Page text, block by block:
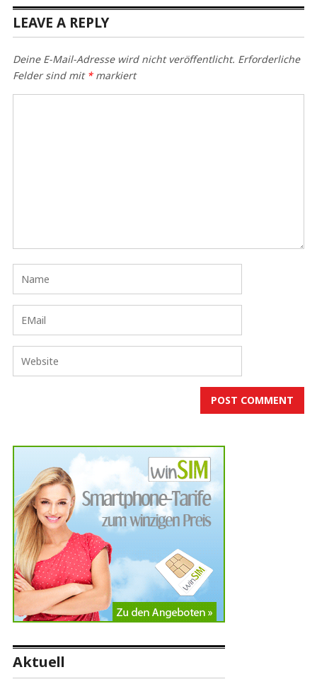
LEAVE A REPLY
Deine E-Mail-Adresse wird nicht veröffentlicht. Erforderliche
Felder sind mit *markiert
Aktuell